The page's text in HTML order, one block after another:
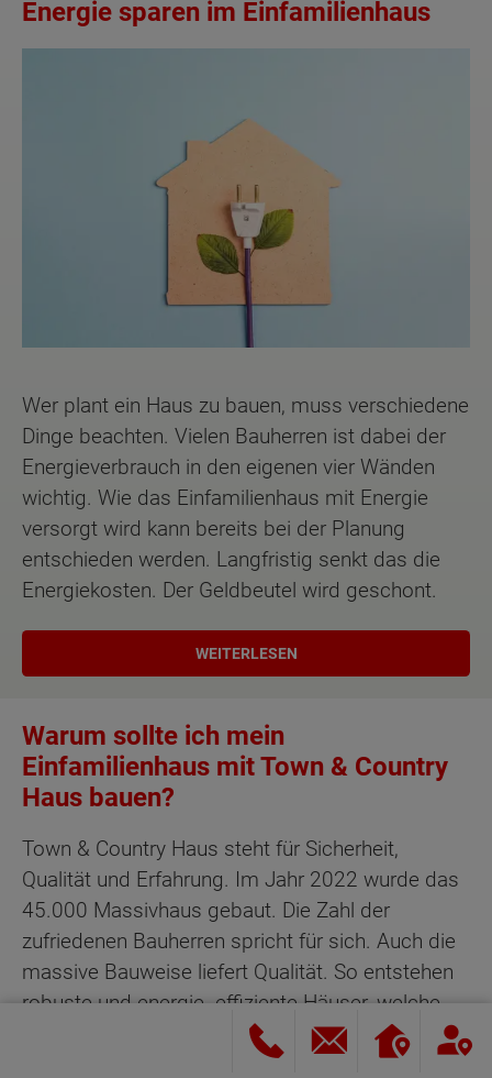
Energie sparen im Einfamilienhaus
Wer plant ein Haus zu bauen, muss verschiedene
Dinge beachten. Vielen Bauherren ist dabei der
Energieverbrauch in den eigenen vier Wänden
wichtig. Wie das Einfamilienhaus mit Energie
versorgt wird kann bereits bei der Planung
entschieden werden. Langfristig senkt das die
Energiekosten. Der Geldbeutel wird geschont.
WEITERLESEN
Warum sollte ich mein
Einfamilienhaus mit Town & Country
Haus bauen?
Town & Country Haus steht für Sicherheit,
Qualität und Erfahrung. Im Jahr 2022 wurde das
45.000 Massivhaus gebaut. Die Zahl der
zufriedenen Bauherren spricht für sich. Auch die
massive Bauweise liefert Qualität. So entstehen
robuste und energie- effiziente Häuser, welche
zudem einen hohen Wiederverkaufswert haben.
Also sind sie eine Wertanlage für das Alter.